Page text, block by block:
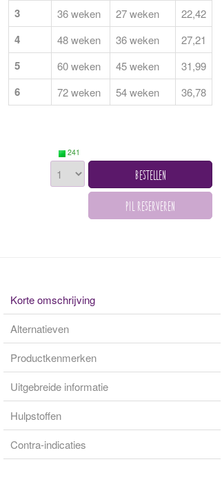
3 36 weken 27 weken 22,42
4 48 weken 36 weken 27,21
5 60 weken 45 weken 31,99
6 72 weken 54 weken 36,78
241
Korte omschrijving
Alternatieven
Productkenmerken
Uitgebreide informatie
Hulpstoffen
Contra-indicaties